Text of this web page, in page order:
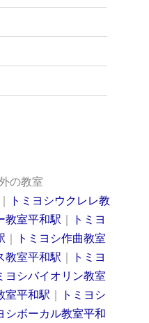
の教室
｜ トミヨシウクレレ教
教室平和駅 ｜ トミヨ
｜ トミヨシ作曲教室
教室平和駅 ｜ トミヨ
ヨシバイオリン教室
室平和駅 ｜ トミヨシ
シボーカル教室平和